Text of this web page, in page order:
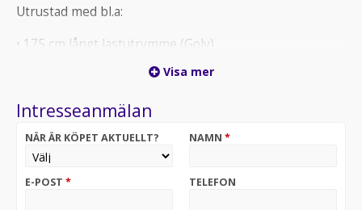
Utrustad med bl.a:
• 175 cm långt lastutrymme (Golv)
• Snabbladdning 0-80% på 30 minuter (100kW)
• Backkamera
• Uppvärmd läderklädd multifunktionsratt
Laddbox (11kW/16A) laddning 0% - 100% ca 5h
Visa mer
Intresseanmälan
NÄR ÄR KÖPET AKTUELLT? NAMN *
E-POST * TELEFON